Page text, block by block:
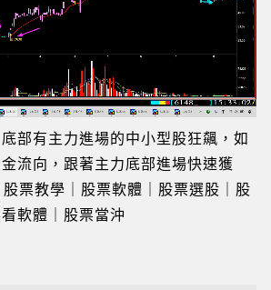
:
Playback Rate
Unmute
底部有主力進場的中小型股狂飆，如
流向，跟著主力底部進場快速獲
票教學｜股票軟體｜股票選股｜股
軟體｜股票當沖